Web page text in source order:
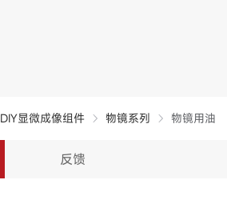
DIY显微成像组件 物镜系列 物镜用油
反馈